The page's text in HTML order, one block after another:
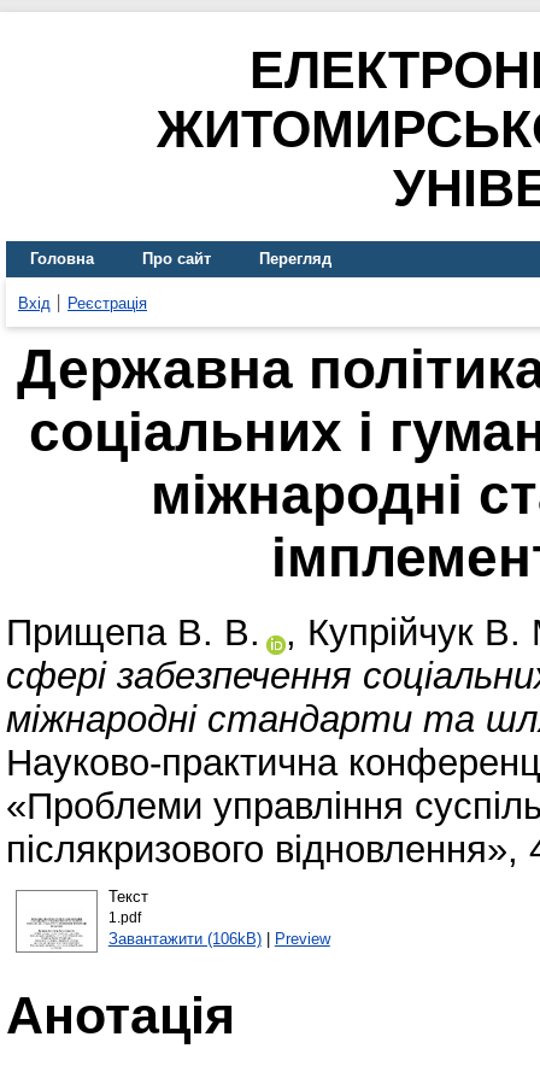
Головна Про сайт Перегляд
Вхід Реєстрація
Державна
соціальних і
міжнародні
Прищепа В. В. , Купрійчук
сфері забезпечення
міжнародні стандарти та
Науково-практична
«Проблеми управління
післякризового
Текст
1.pdf
Завантажити (106kB)| Preview
Анотація